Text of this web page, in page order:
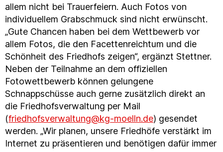
allem nicht bei Trauerfeiern. Auch Fotos von
individuellem Grabschmuck sind nicht erwünscht.
„Gute Chancen haben bei dem Wettbewerb vor
allem Fotos, die den Facettenreichtum und die
Schönheit des Friedhofs zeigen“, ergänzt Stettner.
Neben der Teilnahme an dem offiziellen
Fotowettbewerb können gelungene
Schnappschüsse auch gerne zusätzlich direkt an
die Friedhofsverwaltung per Mail
(friedhofsverwaltung@kg-moelln.de) gesendet
werden. „Wir planen, unsere Friedhöfe verstärkt im
Internet zu präsentieren und benötigen dafür immer